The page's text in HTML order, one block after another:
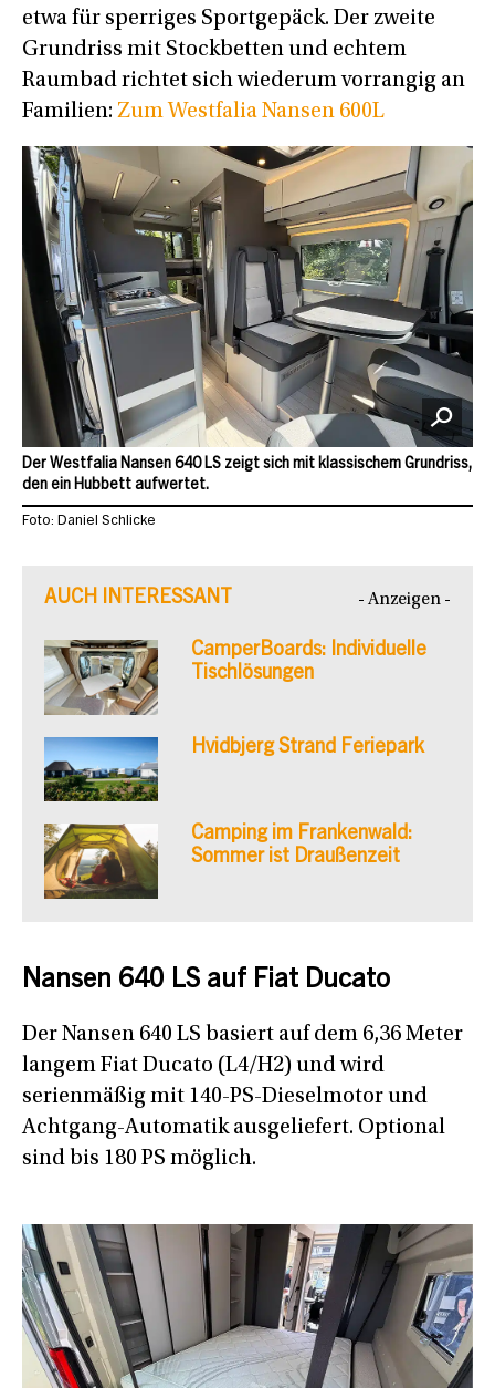
etwa für sperriges Sportgepäck. Der zweite
Grundriss mit Stockbetten und echtem
Raumbad richtet sich wiederum vorrangig an
Familien: Zum Westfalia Nansen 600L
Der Westfalia Nansen 640 LS zeigt sich mit klassischem Grundriss,
den ein Hubbett aufwertet.
Foto: Daniel Schlicke
AUCH INTERESSANT - Anzeigen -
CamperBoards: Individuelle
Tischlösungen
Hvidbjerg Strand Feriepark
Camping im Frankenwald:
Sommer ist Draußenzeit
Nansen 640 LS auf Fiat Ducato
Der Nansen 640 LS basiert auf dem 6,36 Meter
langem Fiat Ducato (L4/H2) und wird
serienmäßig mit 140-PS-Dieselmotor und
Achtgang-Automatik ausgeliefert. Optional
sind bis 180 PS möglich.